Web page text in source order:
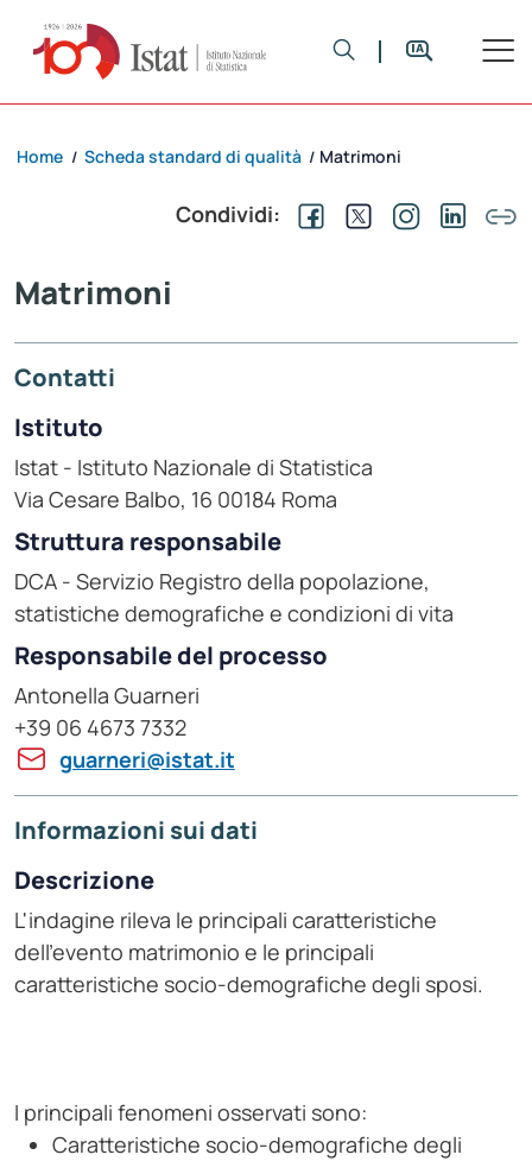
Home / Scheda standard di qualità / Matrimoni
Condividi:
Matrimoni
Contatti
Istituto
Istat - Istituto Nazionale di Statistica
Via Cesare Balbo, 16 00184 Roma
Struttura responsabile
DCA - Servizio Registro della popolazione,
statistiche demografiche e condizioni di vita
Responsabile del processo
Antonella Guarneri
+39 06 4673 7332
guarneri@istat.it
Informazioni sui dati
Descrizione
L'indagine rileva le principali caratteristiche
dell'evento matrimonio e le principali
caratteristiche socio-demografiche degli sposi.
I principali fenomeni osservati sono:
Caratteristiche socio-demografiche degli